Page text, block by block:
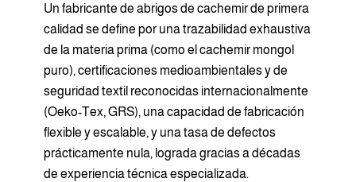
Un fabricante de abrigos de cachemir de primera
calidad se define por una trazabilidad exhaustiva
de la materia prima (como el cachemir mongol
puro), certificaciones medioambientales y de
seguridad textil reconocidas internacionalmente
(Oeko-Tex, GRS), una capacidad de fabricación
flexible y escalable, y una tasa de defectos
prácticamente nula, lograda gracias a décadas
de experiencia técnica especializada.